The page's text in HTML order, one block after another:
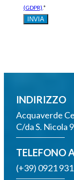
(GDPR).*
INVIA
INDIRIZZO
Acquaverde
C/da S. Nicola
TELEFONO
(+39) 0921